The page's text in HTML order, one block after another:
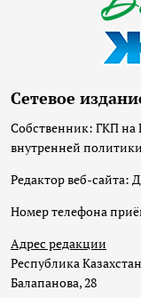
Сетевое
Собственник: ГКП на
внутренней
Редактор веб-сайта:
Номер телефона
Адрес редакции
Республика
Балапанова, 28